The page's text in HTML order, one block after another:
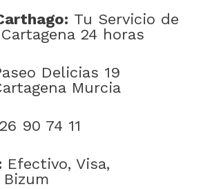
Tu Servicio de
24 horas
Delicias 19
Murcia
90 74 11
Efectivo, Visa,